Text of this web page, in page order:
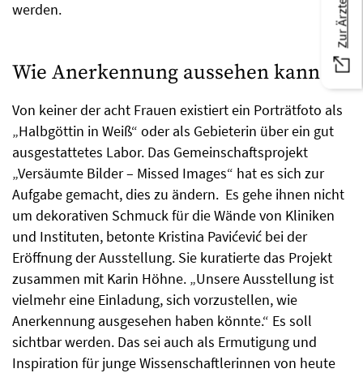
werden.
Wie Anerkennung aussehen kann
Von keiner der acht Frauen existiert ein Porträtfoto als
„Halbgöttin in Weiß“ oder als Gebieterin über ein gut
ausgestattetes Labor. Das Gemeinschaftsprojekt
„Versäumte Bilder – Missed Images“ hat es sich zur
Aufgabe gemacht, dies zu ändern. Es gehe ihnen nicht
um dekorativen Schmuck für die Wände von Kliniken
und Instituten, betonte Kristina Pavićević bei der
Eröffnung der Ausstellung. Sie kuratierte das Projekt
zusammen mit Karin Höhne. „Unsere Ausstellung ist
vielmehr eine Einladung, sich vorzustellen, wie
Anerkennung ausgesehen haben könnte.“ Es soll
sichtbar werden. Das sei auch als Ermutigung und
Inspiration für junge Wissenschaftlerinnen von heute